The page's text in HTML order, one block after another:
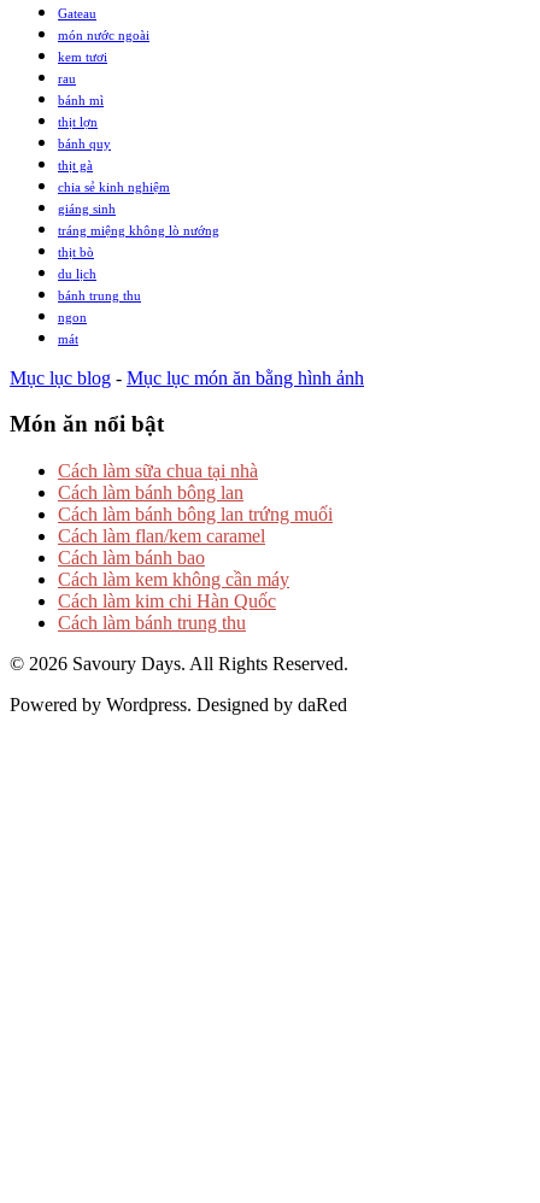
Gateau
món nước ngoài
kem tươi
rau
bánh mì
thịt lợn
bánh quy
thịt gà
chia sẻ kinh nghiệm
giáng sinh
tráng miệng không lò nướng
thịt bò
du lịch
bánh trung thu
ngon
mát
Mục lục blog - Mục lục món ăn bằng hình ảnh
Món ăn nổi bật
Cách làm sữa chua tại nhà
Cách làm bánh bông lan
Cách làm bánh bông lan trứng muối
Cách làm flan/kem caramel
Cách làm bánh bao
Cách làm kem không cần máy
Cách làm kim chi Hàn Quốc
Cách làm bánh trung thu
© 2026 Savoury Days. All Rights Reserved.
Powered by Wordpress. Designed by daRed